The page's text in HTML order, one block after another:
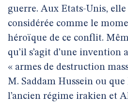
guerre. Aux Etats-Unis,
considérée comme le
héroïque de ce conflit.
qu’il s’agit d’une invention
« armes de destruction
M. Saddam Hussein ou
l’ancien régime irakien et